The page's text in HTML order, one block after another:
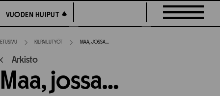
suoraan
sisältöön
VUODEN HUIPUT
VUODEN HUIPUT
ETUSIVU KILPAILUTYÖT MAA, JOSSA…
Arkisto
Maa, jossa…